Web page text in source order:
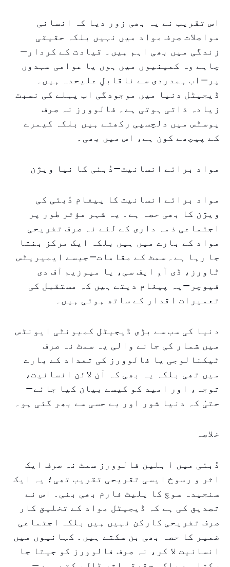
اس تقریب نے یہ بھی زور دیا کہ انسانی
مواصلات صرف مواد میں نہیں بلکہ حقیقی
زندگی میں بھی اہم ہیں۔ قیادت کے کردار—
چاہے وہ کمپنیوں میں ہوں یا عوامی عہدوں
پر—اب ہمدردی سے ناقابلِ علیحدہ ہیں۔
ڈیجیٹل دنیا میں موجودگی اب پہلے کی نسبت
زیادہ ذاتی ہوتی ہے۔ فالوورز نہ صرف
پوسٹس میں دلچسپی رکھتے ہیں بلکہ کیمرے
کے پیچھے کون ہے، اس میں بھی۔
مواد برائے انسانیت—دُبئی کا نیا ویژن
مواد برائے انسانیت کا پیغام دُبئی کی
ویژن کا بھی حصہ ہے۔ یہ شہر مؤثر طور پر
اجتماعی ذمہ داری کے لئے نہ صرف تفریحی
مواد کے بارے میں ہیں بلکہ ایک مرکز بنتا
جا رہا ہے۔ سمٹ کے مقامات—جیسے ایمیریٹس
ٹاورز، ڈی آءِ ایف سی، یا میوزیم آف دی
فیوچر—یہ پیغام دیتے ہیں کہ مستقبل کی
تعمیرات اقدار کے ساتھ ہوتی ہیں۔
دنیا کی سب سے بڑی ڈیجیٹل کمیونٹی ایونٹس
میں شمار کی جانے والی یہ سمٹ نہ صرف
ٹیکنالوجی یا فالوورز کی تعداد کے بارے
میں تھی بلکہ یہ بھی کہ آن لائن انسانیت،
توجہ، اور امید کو کیسے بیان کیا جائے—
حتیٰ کہ دنیا شور اور بے حسی سے بھر گئی ہو۔
خلاصہ
دُبئی میں ۱ بلین فالوورز سمٹ نہ صرف ایک
اثر و رسوخ ایسی تقریحی تقریب تھی؛ یہ ایک
سنجیدہ سوچ کا پلیٹ فارم بھی بنی۔ اس نے
تصدیق کی ہے کہ ڈیجیٹل مواد کے تخلیق کار
صرف تفریحی کارکن نہیں ہیں بلکہ اجتماعی
ضمیر کا حصہ بھی بن سکتے ہیں۔ کہانیوں میں
انسانیت لا کر، نہ صرف فالوورز کو جیتا جا